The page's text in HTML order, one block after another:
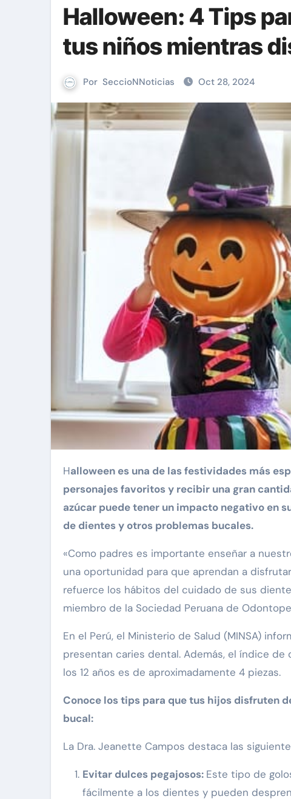
Halloween: 4 Tips
tus niños mientras
Por SeccioNNoticias Oct 28, 2024
Halloween es una de las festividades más
personajes favoritos y recibir una gran
azúcar puede tener un impacto negativo en
de dientes y otros problemas bucales.
«Como padres es importante enseñar a
una oportunidad para que aprendan a
refuerce los hábitos del cuidado de sus
miembro de la Sociedad Peruana de
En el Perú, el Ministerio de Salud (MINSA)
presentan caries dental. Además, el índice
los 12 años es de aproximadamente 4 piezas.
Conoce los tips para que tus hijos disfruten
bucal:
La Dra. Jeanette Campos destaca las
Evitar dulces pegajosos: Este tipo de
fácilmente a los dientes y pueden